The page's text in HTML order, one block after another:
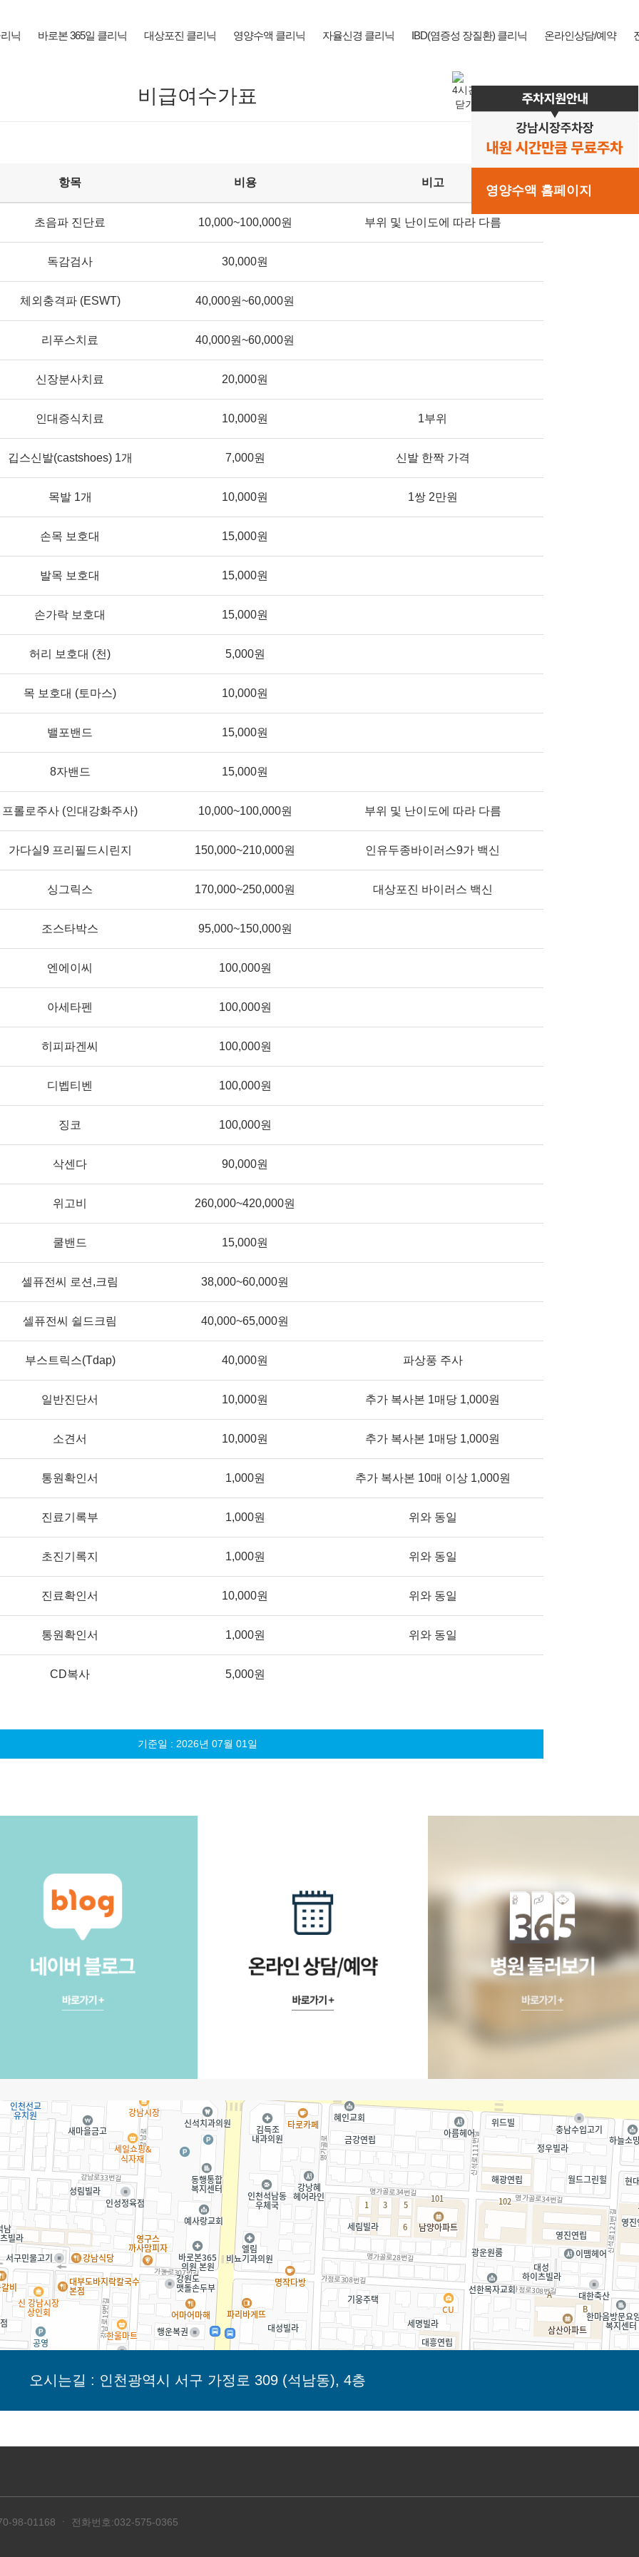
닉 바로본 365일 클리닉 대상포진 클리닉 영양수액 클리닉 자율신경 클리닉 IBD(염증성 장질환) 클리닉 온라인상담/예약
비급여수가표
항목 비용 비고
초음파 진단료 10,000~100,000원 부위 및 난이도에 따라 다름
독감검사 30,000원
체외충격파 (ESWT) 40,000원~60,000원
리푸스치료 40,000원~60,000원
신장분사치료 20,000원
인대증식치료 10,000원 1부위
깁스신발(castshoes) 1개 7,000원 신발 한짝 가격
목발 1개 10,000원 1쌍 2만원
손목 보호대 15,000원
발목 보호대 15,000원
손가락 보호대 15,000원
허리 보호대 (천) 5,000원
목 보호대 (토마스) 10,000원
밸포밴드 15,000원
8자밴드 15,000원
프롤로주사 (인대강화주사) 10,000~100,000원 부위 및 난이도에 따라 다름
가다실9 프리필드시린지 150,000~210,000원 인유두종바이러스9가 백신
싱그릭스 170,000~250,000원 대상포진 바이러스 백신
조스타박스 95,000~150,000원
엔에이씨 100,000원
아세타펜 100,000원
히피파겐씨 100,000원
디벱티벤 100,000원
징코 100,000원
삭센다 90,000원
위고비 260,000~420,000원
쿨밴드 15,000원
셀퓨전씨 로션,크림 38,000~60,000원
셀퓨전씨 쉴드크림 40,000~65,000원
부스트릭스(Tdap) 40,000원 파상풍 주사
일반진단서 10,000원 추가 복사본 1매당 1,000원
소견서 10,000원 추가 복사본 1매당 1,000원
통원확인서 1,000원 추가 복사본 10매 이상 1,000원
진료기록부 1,000원 위와 동일
초진기록지 1,000원 위와 동일
진료확인서 10,000원 위와 동일
통원확인서 1,000원 위와 동일
CD복사 5,000원
기준일 : 2026년 07월 01일
오시는길 : 인천광역시 서구 가정로 309 (석남동), 4층
98-01168 ㆍ 전화번호:032-575-0365
영양수액 홈페이지